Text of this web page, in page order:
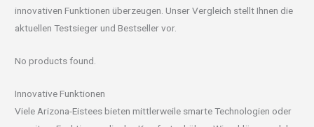
innovativen Funktionen überzeugen. Unser Vergleich stellt Ihnen die
aktuellen Testsieger und Bestseller vor.
No products found.
Innovative Funktionen
Viele Arizona-Eistees bieten mittlerweile smarte Technologien oder